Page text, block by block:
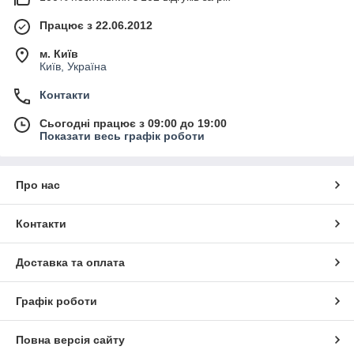
Працює з 22.06.2012
м. Київ
Київ, Україна
Контакти
Сьогодні працює з 09:00 до 19:00
Показати весь графік роботи
Про нас
Контакти
Доставка та оплата
Графік роботи
Повна версія сайту